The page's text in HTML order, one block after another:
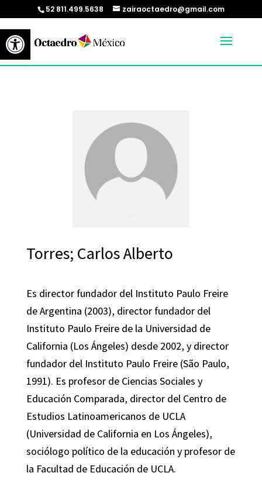
Abrir barra de herramientas
52 811.499.5638 zairaoctaedro@gmail.com
Torres; Carlos Alberto
Es director fundador del Instituto Paulo Freire
de Argentina (2003), director fundador del
Instituto Paulo Freire de la Universidad de
California (Los Ángeles) desde 2002, y director
fundador del Instituto Paulo Freire (São Paulo,
1991). Es profesor de Ciencias Sociales y
Educación Comparada, director del Centro de
Estudios Latinoamericanos de UCLA
(Universidad de California en Los Ángeles),
sociólogo político de la educación y profesor de
la Facultad de Educación de UCLA.